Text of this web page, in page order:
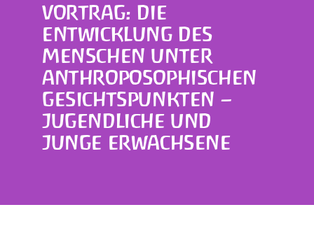
VORTRAG: DIE
ENTWICKLUNG DES
MENSCHEN UNTER
ANTHROPOSOPHISCHEN
GESICHTSPUNKTEN –
JUGENDLICHE UND
JUNGE ERWACHSENE